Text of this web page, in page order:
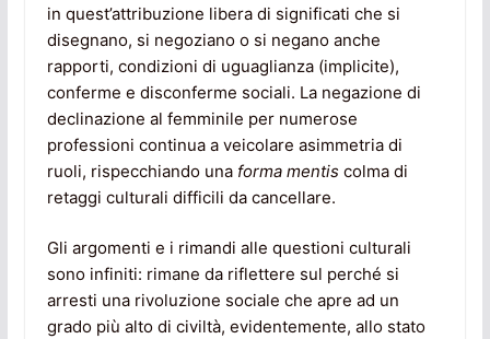
in quest’attribuzione libera di significati che si
disegnano, si negoziano o si negano anche
rapporti, condizioni di uguaglianza (implicite),
conferme e disconferme sociali. La negazione di
declinazione al femminile per numerose
professioni continua a veicolare asimmetria di
ruoli, rispecchiando una forma mentiscolma di
retaggi culturali difficili da cancellare.
Gli argomenti e i rimandi alle questioni culturali
sono infiniti: rimane da riflettere sul perché si
arresti una rivoluzione sociale che apre ad un
grado più alto di civiltà, evidentemente, allo stato